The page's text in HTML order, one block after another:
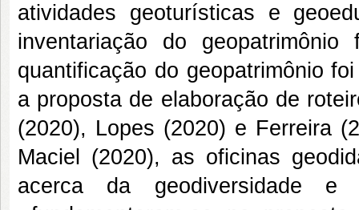
atividades geoturísticas e
inventariação do
quantificação do geopatrimônio
a proposta de elaboração de
(2020), Lopes (2020) e Ferreira
Maciel (2020), as oficinas
acerca da geodiversidade